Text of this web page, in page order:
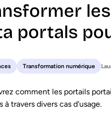
portals
Transformation numérique
comment les portails
à travers divers cas d'usage.